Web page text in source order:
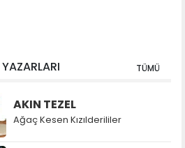
YAZARLARI TÜMÜ
AKIN TEZEL
Ağaç Kesen Kızılderililer